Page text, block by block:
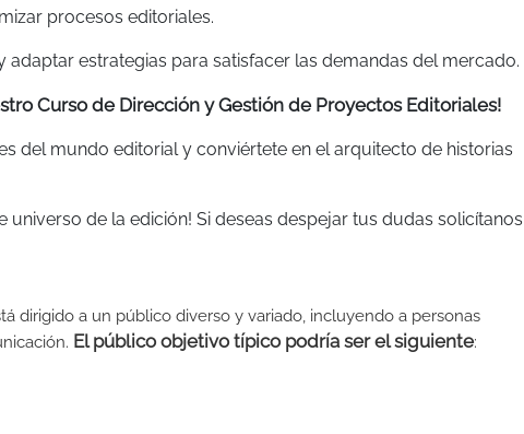
procesos editoriales.
estrategias para satisfacer las demandas del mercado.
Curso de Dirección y Gestión de Proyectos Editoriales!
del mundo editorial y conviértete en el arquitecto de historias
de la edición! Si deseas despejar tus dudas solicítanos
dirigido a un público diverso y variado, incluyendo a personas
El público objetivo típico podría ser el siguiente: